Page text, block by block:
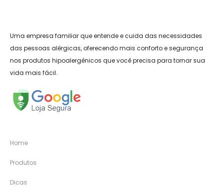
Uma empresa familiar que entende e cuida das necessidades
das pessoas alérgicas, oferecendo mais conforto e segurança
nos produtos hipoalergênicos que você precisa para tornar sua
vida mais fácil.
Home
Produtos
Dicas